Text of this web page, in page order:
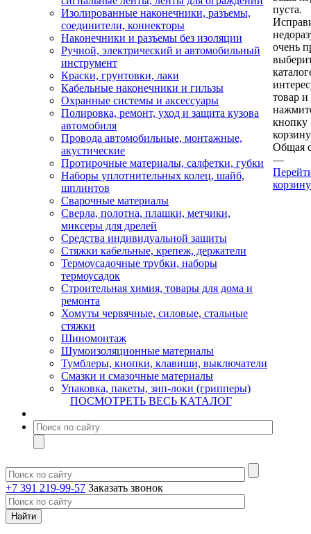
Изолированные наконечники, разъемы,
соединители, коннекторы
Наконечники и разъемы без изоляции
Ручной, электрический и автомобильный
инструмент
Краски, грунтовки, лаки
Кабельные наконечники и гильзы
Охранные системы и аксессуары
Полировка, ремонт, уход и защита кузова
автомобиля
Провода автомобильные, монтажные,
акустические
Протирочные материалы, салфетки, губки
Наборы уплотнительных колец, шайб,
шплинтов
Сварочные материалы
Сверла, полотна, плашки, метчики,
миксеры для дрелей
Средства индивидуальной защиты
Стяжки кабельные, крепеж, держатели
Термоусадочные трубки, наборы
термоусадок
Строительная химия, товары для дома и
ремонта
Хомуты червячные, силовые, стальные
стяжки
Шиномонтаж
Шумоизоляционные материалы
Тумблеры, кнопки, клавиши, выключатели
Смазки и смазочные материалы
Упаковка, пакеты, зип-локи (грипперы)
ПОСМОТРЕТЬ ВЕСЬ КАТАЛОГ
+7 391 219-99-57 Заказать звонок
пуста.
очень
товар и
кнопку
Общая
—
корзину